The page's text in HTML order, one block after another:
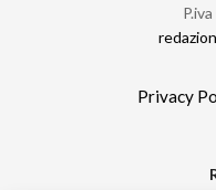
Privacy